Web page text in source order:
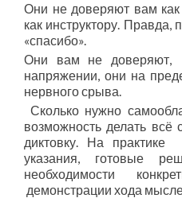
Они не доверяют вам
как инструктору. Правда,
«спасибо».
Они вам не доверяют,
напряжении, они на
нервного срыва.
Сколько нужно
возможность делать всё
диктовку. На
указания, готовые
необходимости
демонстрации хода